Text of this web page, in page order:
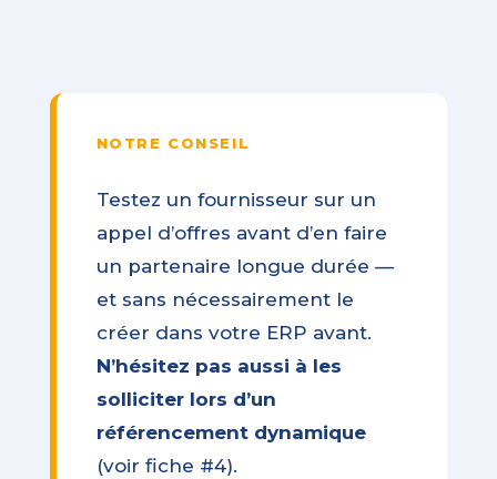
NOTRE CONSEIL
Testez un fournisseur sur un
appel d’offres avant d’en faire
un partenaire longue durée —
et sans nécessairement le
créer dans votre ERP avant.
N’hésitez pas aussi à les
solliciter lors d’un
référencement dynamique
(voir fiche #4).